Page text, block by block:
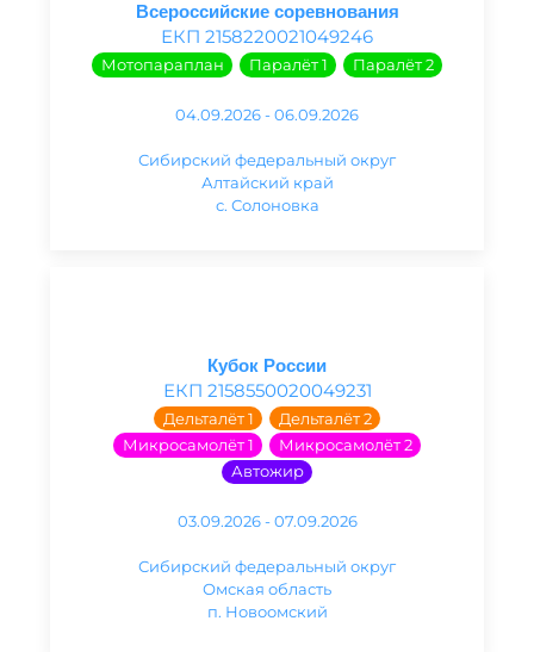
Всероссийские соревнования
ЕКП 2158220021049246
Мотопараплан Паралёт 1 Паралёт 2
04.09.2026 - 06.09.2026
Сибирский федеральный округ
Алтайский край
с. Солоновка
Кубок России
ЕКП 2158550020049231
Дельталёт 1
Дельталёт 2
Микросамолёт 1
Микросамолёт 2
Автожир
03.09.2026 - 07.09.2026
Сибирский федеральный округ
Омская область
п. Новоомский